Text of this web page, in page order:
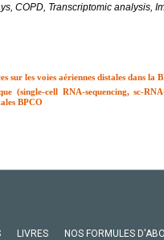
COPD, Transcriptomic analysis,
sur les voies aériennes distales dans la
(single-cell RNA-sequencing, sc-
BPCO
LIVRES NOS FORMULES